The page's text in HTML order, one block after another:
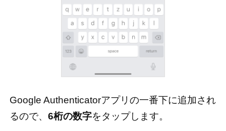
Google Authenticatorアプリの一番下に追加され
るので、 6桁の数字をタップします。